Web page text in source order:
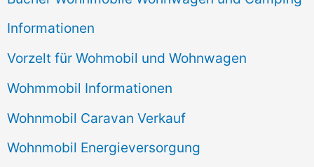
Informationen
Vorzelt für Wohmobil und Wohnwagen
Wohmmobil Informationen
Wohnmobil Caravan Verkauf
Wohnmobil Energieversorgung